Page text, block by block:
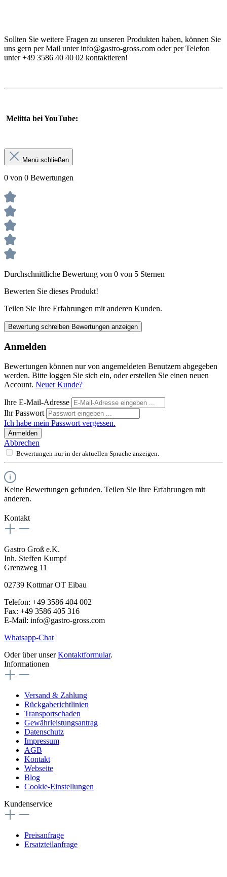
Sollten Sie weitere Fragen zu unseren Produkten haben, können Sie
uns gern per Mail unter info@gastro-gross.com oder per Telefon
unter +49 3586 40 40 02 kontaktieren!
Melitta bei YouTube:
Menü schließen
0 von 0 Bewertungen
Durchschnittliche Bewertung von 0 von 5 Sternen
Bewerten Sie dieses Produkt!
Teilen Sie Ihre Erfahrungen mit anderen Kunden.
Bewertung schreiben Bewertungen anzeigen
Anmelden
Bewertungen können nur von angemeldeten Benutzern abgegeben
werden. Bitte loggen Sie sich ein, oder erstellen Sie einen neuen
Account. Neuer Kunde?
Ihre E-Mail-Adresse
Ihr Passwort
Ich habe mein Passwort vergessen.
Anmelden
Abbrechen
Bewertungen nur in der aktuellen Sprache anzeigen.
Keine Bewertungen gefunden. Teilen Sie Ihre Erfahrungen mit
anderen.
Kontakt
Gastro Groß e.K.
Inh. Steffen Kumpf
Grenzweg 11
02739 Kottmar OT Eibau
Telefon: +49 3586 404 002
Fax: +49 3586 405 316
E-Mail: info@gastro-gross.com
Whatsapp-Chat
Oder über unserKontaktformular.
Informationen
Versand & Zahlung
Rückgaberichtlinien
Transportschaden
Gewährleistungsantrag
Datenschutz
Impressum
AGB
Kontakt
Webseite
Blog
Cookie-Einstellungen
Kundenservice
Preisanfrage
Ersatzteilanfrage